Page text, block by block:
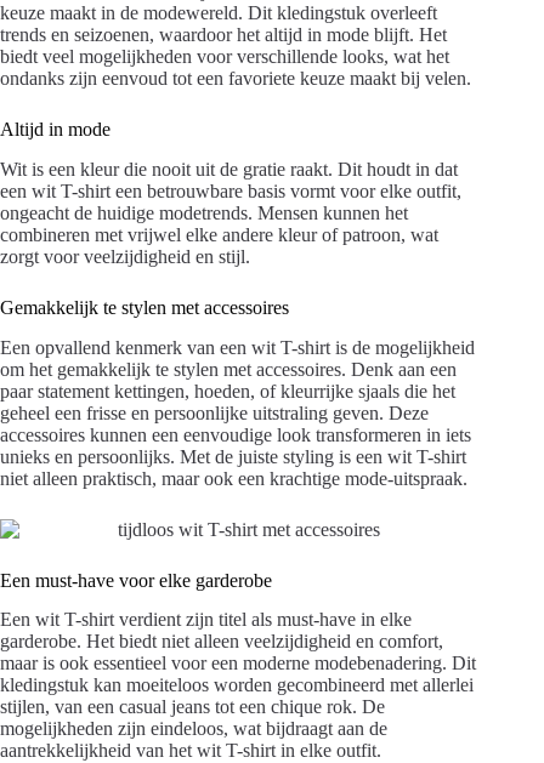
keuze maakt in de modewereld. Dit kledingstuk overleeft
trends en seizoenen, waardoor het altijd in mode blijft. Het
biedt veel mogelijkheden voor verschillende looks, wat het
ondanks zijn eenvoud tot een favoriete keuze maakt bij velen.
Altijd in mode
Wit is een kleur die nooit uit de gratie raakt. Dit houdt in dat
een wit T-shirt een betrouwbare basis vormt voor elke outfit,
ongeacht de huidige modetrends. Mensen kunnen het
combineren met vrijwel elke andere kleur of patroon, wat
zorgt voor veelzijdigheid en stijl.
Gemakkelijk te stylen met accessoires
Een opvallend kenmerk van een wit T-shirt is de mogelijkheid
om het gemakkelijk te stylen met accessoires. Denk aan een
paar statement kettingen, hoeden, of kleurrijke sjaals die het
geheel een frisse en persoonlijke uitstraling geven. Deze
accessoires kunnen een eenvoudige look transformeren in iets
unieks en persoonlijks. Met de juiste styling is een wit T-shirt
niet alleen praktisch, maar ook een krachtige mode-uitspraak.
Een must-have voor elke garderobe
Een wit T-shirt verdient zijn titel als must-have in elke
garderobe. Het biedt niet alleen veelzijdigheid en comfort,
maar is ook essentieel voor een moderne modebenadering. Dit
kledingstuk kan moeiteloos worden gecombineerd met allerlei
stijlen, van een casual jeans tot een chique rok. De
mogelijkheden zijn eindeloos, wat bijdraagt aan de
aantrekkelijkheid van het wit T-shirt in elke outfit.